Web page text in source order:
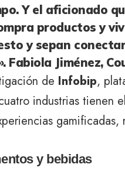
Y el aficionado
productos y
y sepan
Fabiola Jiménez,
de Infobip,
industrias tienen
gamificadas,
y bebidas